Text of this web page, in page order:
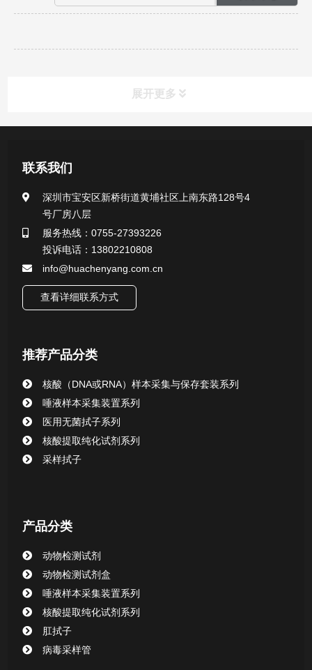
展开更多
行业新闻
联系我们
深圳市宝安区新桥街道黄埔社区上南东路128号4
号厂房八层
服务热线：0755-27393226
投诉电话：13802210808
info@huachenyang.com.cn
查看详细联系方式
推荐产品分类
核酸（DNA或RNA）样本采集与保存套装系列
唾液样本采集装置系列
医用无菌拭子系列
核酸提取纯化试剂系列
采样拭子
产品分类
动物检测试剂
动物检测试剂盒
唾液样本采集装置系列
核酸提取纯化试剂系列
肛拭子
病毒采样管